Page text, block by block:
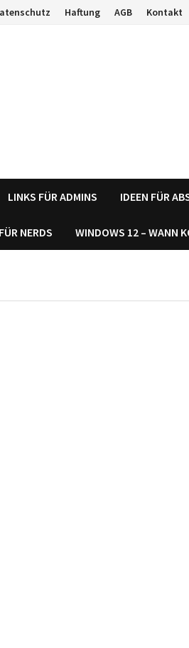
Haftung AGB Kontakt
LINKS FÜR ADMINS IDEEN FÜR
NERDS WINDOWS 12 – WANN